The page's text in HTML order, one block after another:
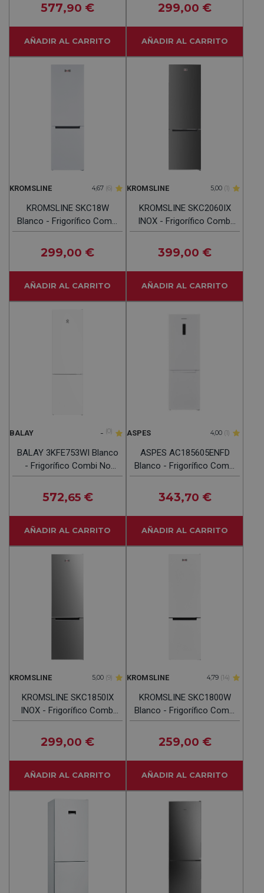
577,90 €
AÑADIR AL CARRITO
299,00 €
AÑADIR AL CARRITO
KROMSLINE 4,67 (6)
KROMSLINE SKC18W
Blanco - Frigorífico Combi
No Frost
299,00 €
AÑADIR AL CARRITO
KROMSLINE 5,00 (1)
KROMSLINE SKC2060IX
INOX - Frigorífico Combi
No Frost
399,00 €
AÑADIR AL CARRITO
BALAY - (0)
BALAY 3KFE753WI Blanco
- Frigorífico Combi No
Frost
572,65 €
AÑADIR AL CARRITO
ASPES 4,00 (1)
ASPES AC185605ENFD
Blanco - Frigorífico Combi
No Frost
343,70 €
AÑADIR AL CARRITO
KROMSLINE 5,00 (9)
KROMSLINE SKC1850IX
INOX - Frigorífico Combi
Cíclico
299,00 €
AÑADIR AL CARRITO
KROMSLINE 4,79 (14)
KROMSLINE SKC1800W
Blanco - Frigorífico Combi
Cíclico
259,00 €
AÑADIR AL CARRITO